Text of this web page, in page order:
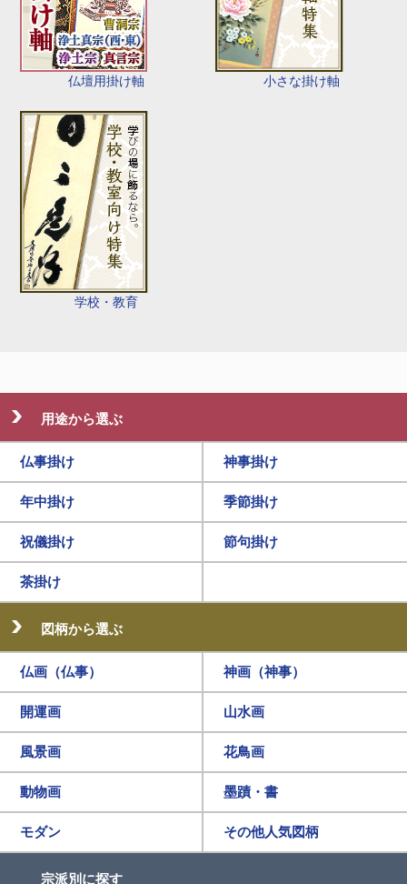
仏壇用掛け軸 小さな掛け軸
学校・教育
用途から選ぶ
仏事掛け 神事掛け
年中掛け 季節掛け
祝儀掛け 節句掛け
茶掛け
図柄から選ぶ
仏画（仏事） 神画（神事）
開運画 山水画
風景画 花鳥画
動物画 墨蹟・書
モダン その他人気図柄
宗派別に探す